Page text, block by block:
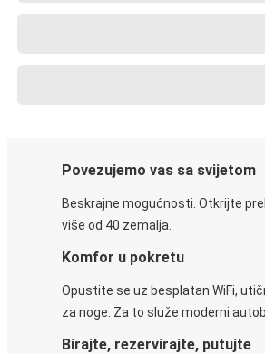
Povezujemo vas sa svijetom
Beskrajne mogućnosti. Otkrijte
više od 40 zemalja.
Komfor u pokretu
Opustite se uz besplatan WiFi,
za noge. Za to služe moderni
Birajte, rezervirajte, putujte